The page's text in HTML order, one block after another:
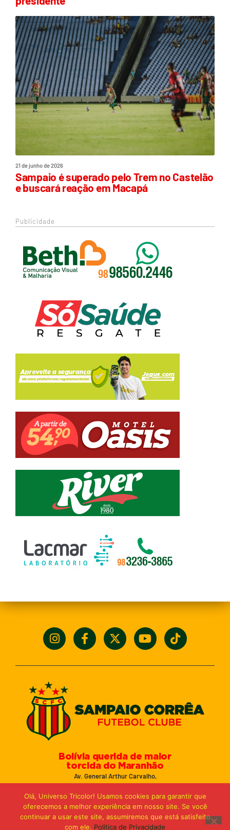
21 de junho de 2026
Sampaio é superado pelo Trem no Castelão
e buscará reação em Macapá
Publicidade
Bolívia querida de maior
torcida do Maranhão
Av. General Arthur Carvalho,
Email: marketing@sampaiocorreafc.com.br
© 2021 • Sampaio Corrêa Futebol Clube
Web Design: MP Marketing, Promo e Digital
Olá, Universo Tricolor! Usamos cookies para garantir que
oferecemos a melhor experiência em nosso site. Se você
continuar a usar este site, assumiremos que está satisfeito
com ele. Política de Privacidade